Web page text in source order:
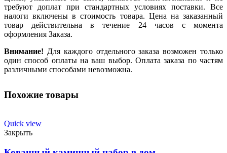
требуют доплат при стандартных условиях поставки. Все
налоги включены в стоимость товара. Цена на заказанный
товар действительна в течение 24 часов с момента
оформления Заказа.
Внимание! Для каждого отдельного заказа возможен только
один способ оплаты на ваш выбор. Оплата заказа по частям
различными способами невозможна.
Похожие товары
Quick view
Закрыть